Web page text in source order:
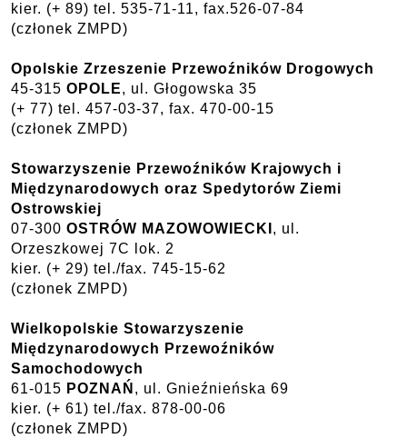
kier. (+ 89) tel. 535-71-11, fax.526-07-84
(członek ZMPD)
Opolskie Zrzeszenie Przewoźników Drogowych
45-315 OPOLE, ul. Głogowska 35
(+ 77) tel. 457-03-37, fax. 470-00-15
(członek ZMPD)
Stowarzyszenie Przewoźników Krajowych i
Międzynarodowych oraz Spedytorów Ziemi
Ostrowskiej
07-300 OSTRÓW MAZOWOWIECKI , ul.
Orzeszkowej 7C lok. 2
kier. (+ 29) tel./fax. 745-15-62
(członek ZMPD)
Wielkopolskie Stowarzyszenie
Międzynarodowych Przewoźników
Samochodowych
61-015 POZNAŃ , ul. Gnieźnieńska 69
kier. (+ 61) tel./fax. 878-00-06
(członek ZMPD)